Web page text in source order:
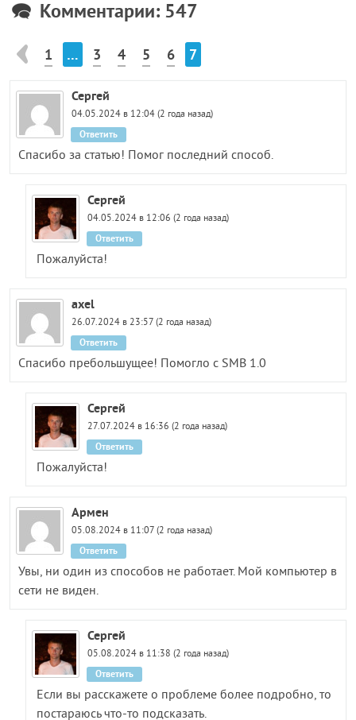
Комментарии: 547
1 … 3 4 5 6 7
Сергей
04.05.2024 в 12:04 (2 года назад)
Спасибо за статью! Помог последний способ.
Ответить
Сергей
04.05.2024 в 12:06 (2 года назад)
Пожалуйста!
Ответить
axel
26.07.2024 в 23:57 (2 года назад)
Спасибо пребольшущее! Помогло с SMB 1.0
Ответить
Сергей
27.07.2024 в 16:36 (2 года назад)
Пожалуйста!
Ответить
Армен
05.08.2024 в 11:07 (2 года назад)
Увы, ни один из способов не работает. Мой компьютер в
сети не виден.
Ответить
Сергей
05.08.2024 в 11:38 (2 года назад)
Если вы расскажете о проблеме более подробно, то
постараюсь что-то подсказать.
Ответить